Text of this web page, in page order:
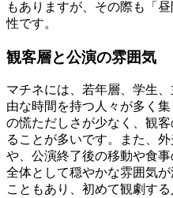
もありますが、その際も「
性です。
観客層と公演の雰囲気
マチネには、若年層、学生
由な時間を持つ人々が多く
の慌ただしさが少なく、観
ることが多いです。また、
や、公演終了後の移動や食
全体として穏やかな雰囲気
こともあり、初めて観劇す